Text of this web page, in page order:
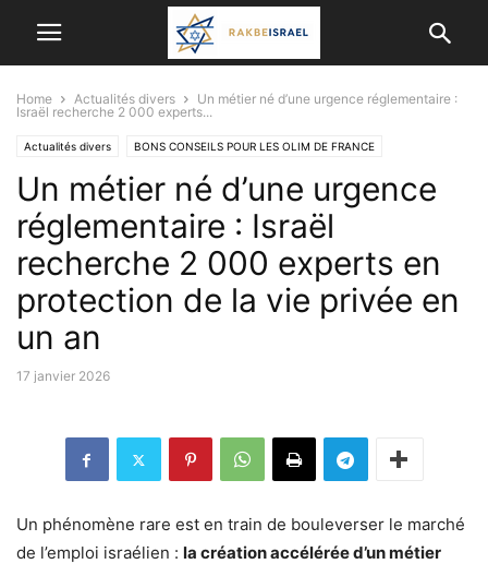
Home Actualités divers
Un métier né d’une urgence réglementaire :
Israël recherche 2 000 experts...
Actualités divers BONS CONSEILS POUR LES OLIM DE FRANCE
Cyber-sécurité&Informatique SCIENCE ET TECHNOLOGIE
Un métier né d’une urgence
réglementaire : Israël
recherche 2 000 experts en
protection de la vie privée en
un an
17 janvier 2026
Un phénomène rare est en train de bouleverser le marché
de l’emploi israélien : la création accélérée d’un métier